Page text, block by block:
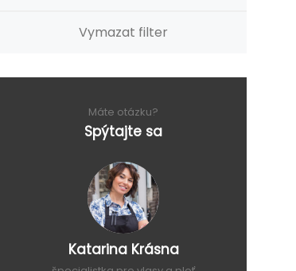
Vymazat filter
Máte otázku?
Spýtajte sa
Katarina Krásna